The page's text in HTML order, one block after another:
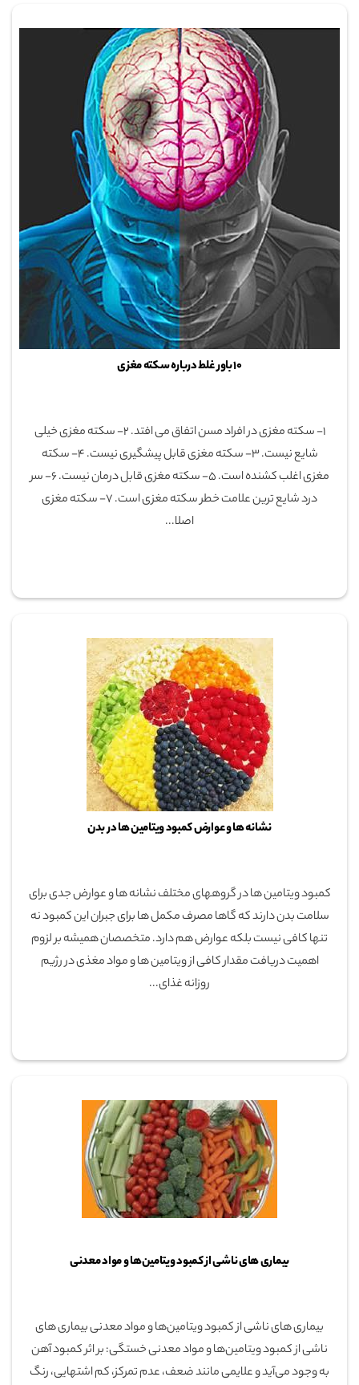
۱۰ باور غلط درباره سکته مغزی
۱- سکته مغزی در افراد مسن اتفاق می افتد. ۲- سکته مغزی خیلی
شایع نیست. ۳- سکته مغزی قابل پیشگیری نیست. ۴- سکته
مغزی اغلب کشنده است. ۵- سکته مغزی قابل درمان نیست. ۶- سر
درد شایع ترین علامت خطر سکته مغزی است. ۷- سکته مغزی
اصلا...
نشانه ها و عوارض کمبود ویتامین ها در بدن
کمبود ویتامین ها در گروههای مختلف نشانه ها و عوارض جدی برای
سلامت بدن دارند که گاها مصرف مکمل ها برای جبران این کمبود نه
تنها کافی نیست بلکه عوارض هم دارد. متخصصان همیشه بر لزوم
اهمیت دریافت مقدار کافی از ویتامین ها و مواد مغذی در رژیم
روزانه غذای...
بیماری های ناشی از کمبود ویتامین‌ها و مواد معدنی
بیماری های ناشی از کمبود ویتامین‌ها و مواد معدنی بیماری های
ناشی از کمبود ویتامین‌ها و مواد معدنی خستگی: بر اثر کمبود آهن
به وجود می‌آید و علایمی مانند ضعف، عدم تمرکز، کم اشتهایی، رنگ